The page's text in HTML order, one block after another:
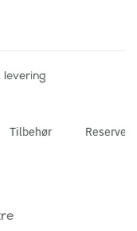
levering
Tilbehør